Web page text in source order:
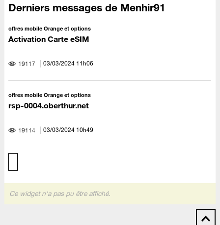
Derniers messages de Menhir91
offres mobile Orange et options
Activation Carte eSIM
19117 ‎03/03/2024 11h06
offres mobile Orange et options
rsp-0004.oberthur.net
19114 ‎03/03/2024 10h49
Ce widget n'a pas pu être affiché.